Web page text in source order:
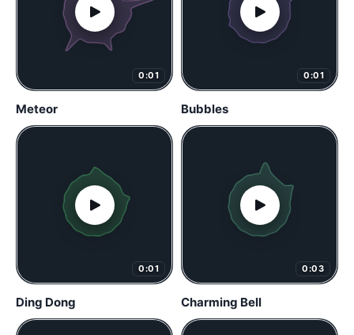
0:01
Meteor
0:01
Bubbles
0:01
Ding Dong
0:03
Charming Bell